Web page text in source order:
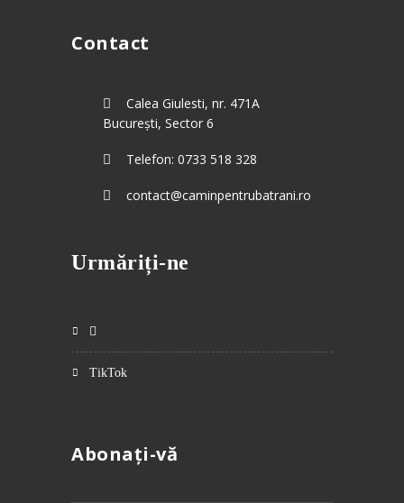
Contact
Calea Giulesti, nr. 471A
București, Sector 6
Telefon: 0733 518 328
contact@caminpentrubatrani.ro
Urmăriți-ne
TikTok
Abonați-vă